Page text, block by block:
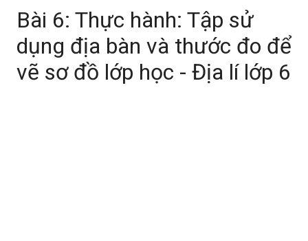
Bài 6: Thực hành: Tập sử
dụng địa bàn và thước đo để
vẽ sơ đồ lớp học - Địa lí lớp 6